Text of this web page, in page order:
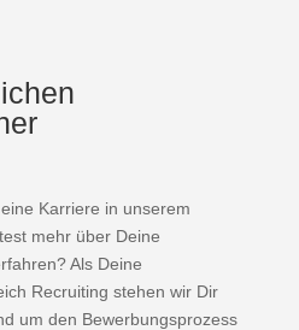
Karriere in unserem
mehr über Deine
Als Deine
Recruiting stehen wir Dir
um den Bewerbungsprozess